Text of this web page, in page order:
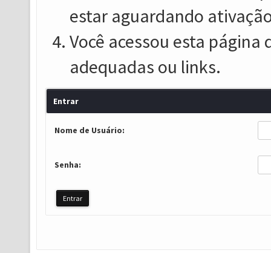
estar aguardando
Você acessou esta
adequadas ou links.
Entrar
Nome de Usuário:
Senha: